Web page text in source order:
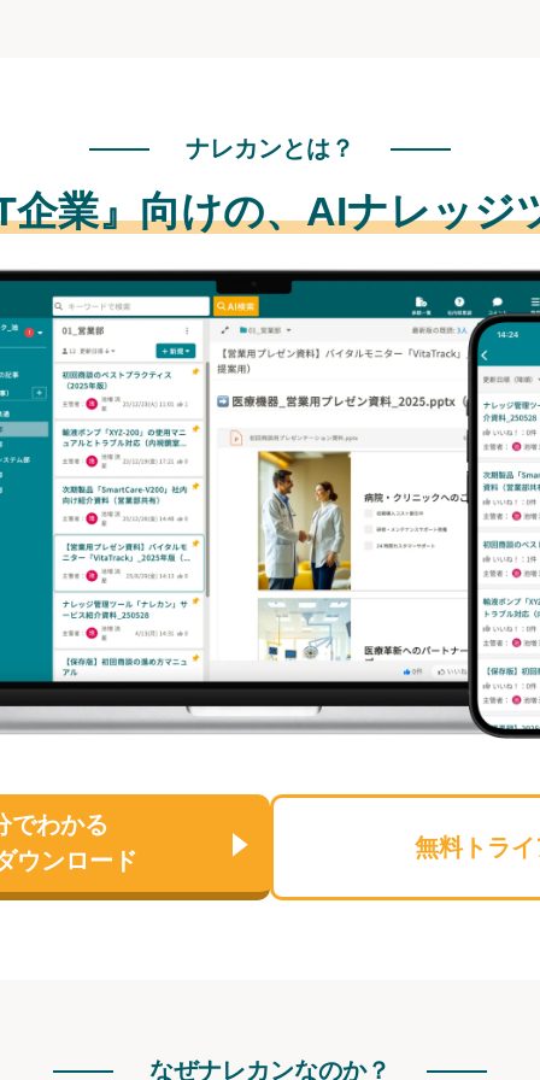
ナレカンとは？
企業』向けの、AIナレッジ
でわかる
ウンロード
無料トラ
なぜナレカンなのか？